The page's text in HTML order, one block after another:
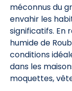
méconnus du
envahir les
significatifs. En
humide de
conditions
dans les
moquettes,